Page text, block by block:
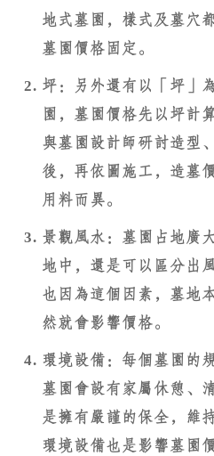
地式墓園，樣式及墓穴
墓園價格固定。
坪：另外還有以「坪」
園，墓園價格先以坪計
與墓園設計師研討造型
後，再依圖施工，造墓
用料而異。
景觀風水：墓園占地廣
地中，還是可以區分出
也因為這個因素，墓地
然就會影響價格。
環境設備：每個墓園的
墓園會設有家屬休憩、
是擁有嚴謹的保全，維
環境設備也是影響墓園